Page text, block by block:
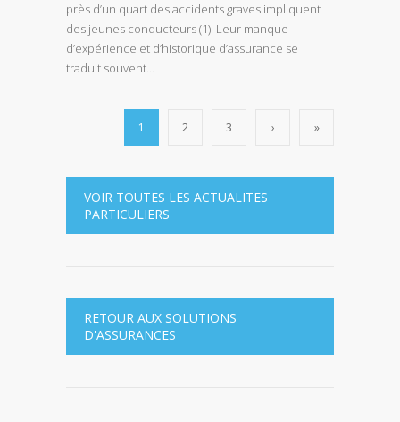
près d’un quart des accidents graves impliquent
des jeunes conducteurs (1). Leur manque
d’expérience et d’historique d’assurance se
traduit souvent…
1 2 3 › »
VOIR TOUTES LES ACTUALITES
PARTICULIERS
RETOUR AUX SOLUTIONS
D'ASSURANCES